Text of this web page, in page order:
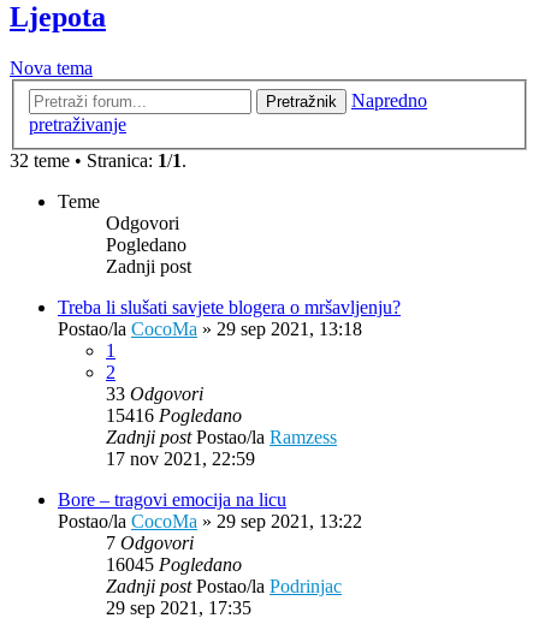
Ljepota
Nova tema
Pretražnik
Napredno
pretraživanje
32 teme • Stranica: 1/1.
Teme
Odgovori
Pogledano
Zadnji post
Treba li slušati savjete blogera o mršavljenju?
Postao/la CocoMa » 29 sep 2021, 13:18
1
2
33 Odgovori
15416 Pogledano
Zadnji postPostao/la Ramzess
17 nov 2021, 22:59
Bore – tragovi emocija na licu
Postao/la CocoMa » 29 sep 2021, 13:22
7 Odgovori
16045 Pogledano
Zadnji postPostao/la Podrinjac
29 sep 2021, 17:35